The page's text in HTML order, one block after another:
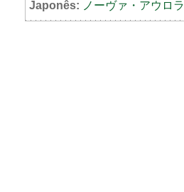
Japonês: ノーヴァ・アウロラ